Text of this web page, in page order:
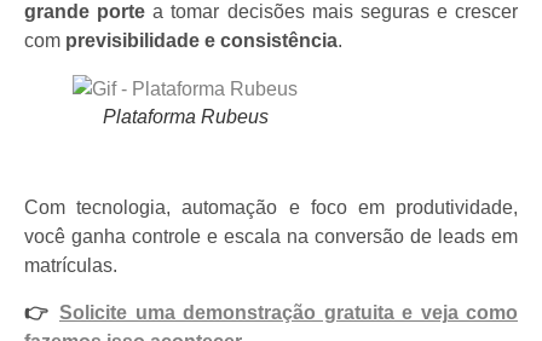
grande porte a tomar decisões mais seguras e crescer
com previsibilidade e consistência.
Plataforma Rubeus
Com tecnologia, automação e foco em produtividade,
você ganha controle e escala na conversão de leads em
matrículas.
👉 Solicite uma demonstração gratuita e veja como